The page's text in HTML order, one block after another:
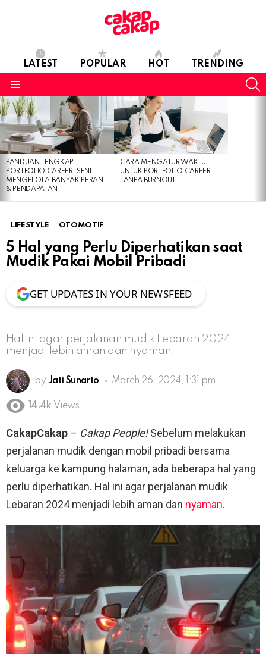
LATEST POPULAR HOT TRENDING
LATEST
STORIES
PANDUAN LENGKAP
PORTFOLIO CAREER: SENI
MENGELOLA BANYAK PERAN
& PENDAPATAN
CARA MENGATUR WAKTU
UNTUK PORTFOLIO CAREER
TANPA BURNOUT
LIFESTYLE OTOMOTIF
5 Hal yang Perlu Diperhatikan saat
Mudik Pakai Mobil Pribadi
GET UPDATES IN YOUR NEWSFEED
Hal ini agar perjalanan mudik Lebaran 2024
menjadi lebih aman dan nyaman.
by Jati Sunarto March 26, 2024, 1:31 pm
14.4k Views
CakapCakap – Cakap People!Sebelum melakukan
perjalanan mudik dengan mobil pribadi bersama
keluarga ke kampung halaman, ada beberapa hal yang
perlu diperhatikan. Hal ini agar perjalanan mudik
Lebaran 2024 menjadi lebih aman dan nyaman.